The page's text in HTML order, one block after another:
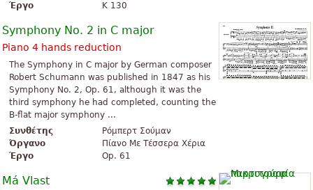
Έργο
K 130
Symphony No. 2 in C major
Piano 4 hands reduction
The Symphony in C major by German composer
Robert Schumann was published in 1847 as his
Symphony No. 2, Op. 61, although it was the
third symphony he had completed, counting the
B-flat major symphony ...
Συνθέτης
Ρόμπερτ Σούμαν
Όργανο
Πίανο Με Τέσσερα Χέρια
Έργο
Op. 61
Má Vlast